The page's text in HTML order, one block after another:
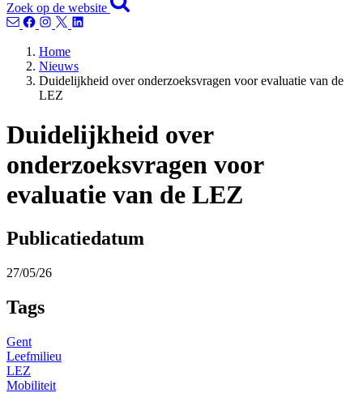
Zoek op de website
Home
Nieuws
Duidelijkheid over onderzoeksvragen voor evaluatie van de
LEZ
Duidelijkheid over
onderzoeksvragen voor
evaluatie van de LEZ
Publicatiedatum
27/05/26
Tags
Gent
Leefmilieu
LEZ
Mobiliteit